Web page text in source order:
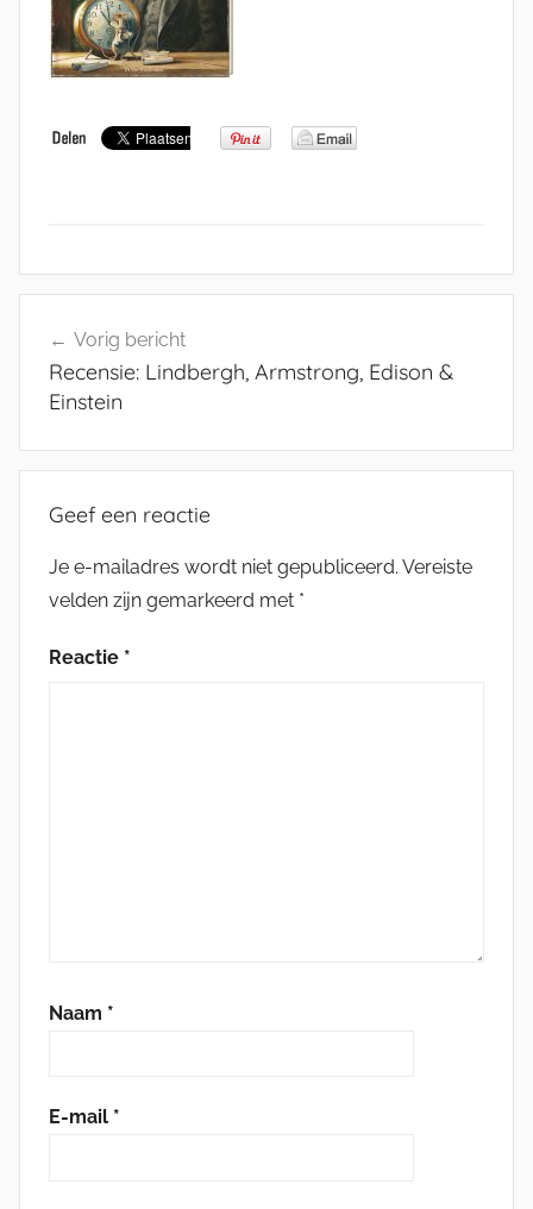
navigatie
Vorig bericht
Recensie: Lindbergh, Armstrong, Edison &
Einstein
Geef een reactie
Je e-mailadres wordt niet gepubliceerd. Vereiste
velden zijn gemarkeerd met *
Reactie *
Naam *
E-mail *